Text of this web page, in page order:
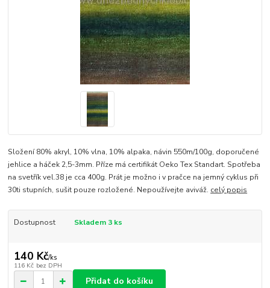
Složení 80% akryl, 10% vlna, 10% alpaka, návin 550m/100g, doporučené
jehlice a háček 2,5-3mm. Příze má certifikát Oeko Tex Standart. Spotřeba
na svetřík vel.38 je cca 400g. Prát je možno i v pračce na jemný cyklus při
30ti stupních, sušit pouze rozložené. Nepoužívejte aviváž. celý popis
Dostupnost Skladem 3 ks
140 Kč/ks
116 Kč bez DPH
Přidat do košíku